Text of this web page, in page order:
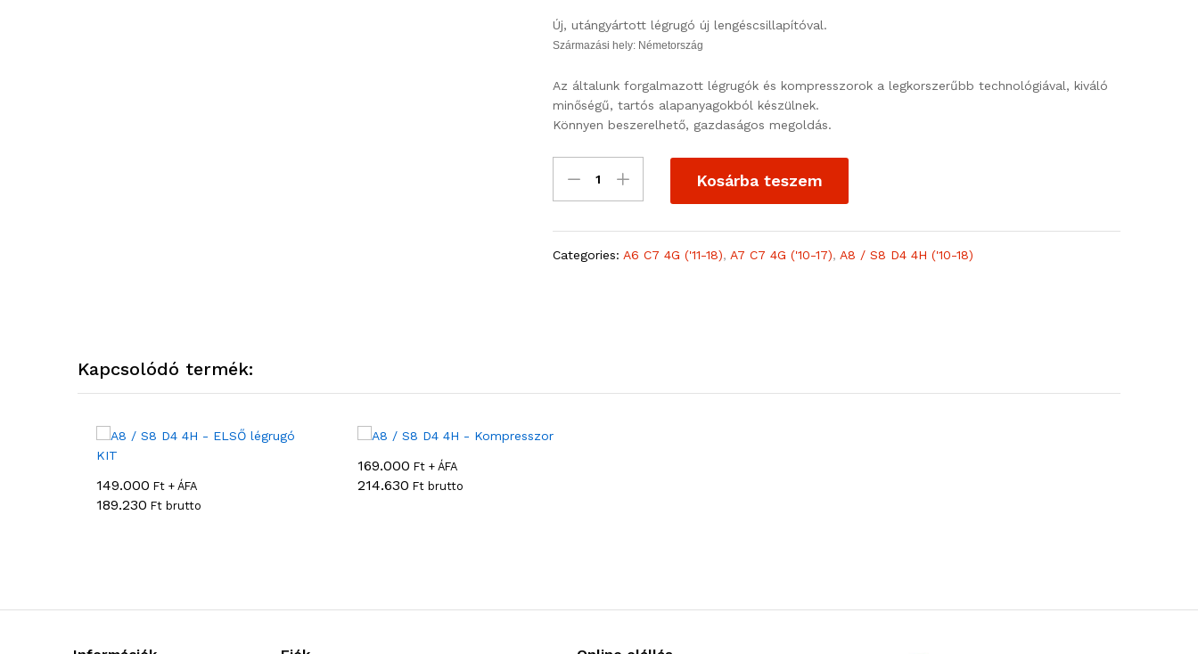
Új, utángyártott légrugó új lengéscsillapítóval.
Származási hely: Németország
Az általunk forgalmazott légrugók és kompresszorok a legkorszerűbb technológiával, kiváló
minőségű, tartós alapanyagokból készülnek.
Könnyen beszerelhető, gazdaságos megoldás.
Kosárba teszem
Categories: A6 C7 4G ('11-18), A7 C7 4G ('10-17), A8 / S8 D4 4H ('10-18)
Kapcsolódó termék:
149.000 Ft + ÁFA
189.230 Ft brutto
169.000 Ft + ÁFA
214.630 Ft brutto